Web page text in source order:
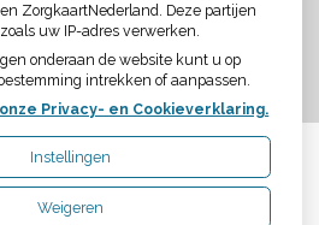
Online|Beheer
ZorgkaartNederland. Deze partijen
uw IP-adres verwerken.
onderaan de website kunt u op
intrekken of aanpassen.
Privacy- en Cookieverklaring.
Instellingen
Weigeren